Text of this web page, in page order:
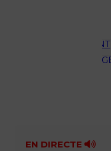
AMBIENT
Fes-te'n
EN DIRECTE